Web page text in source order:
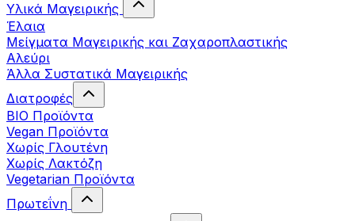
Υλικά Μαγειρικής
Έλαια
Μείγματα Μαγειρικής και Ζαχαροπλαστικής
Αλεύρι
Άλλα Συστατικά Μαγειρικής
Διατροφές
BIO Προϊόντα
Vegan Προϊόντα
Χωρίς Γλουτένη
Χωρίς Λακτόζη
Vegetarian Προϊόντα
Πρωτεΐνη